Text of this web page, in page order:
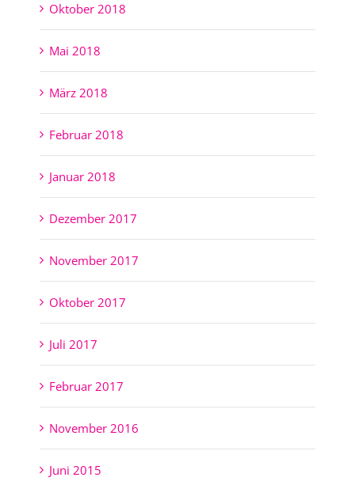
Oktober 2018
Mai 2018
März 2018
Februar 2018
Januar 2018
Dezember 2017
November 2017
Oktober 2017
Juli 2017
Februar 2017
November 2016
Juni 2015